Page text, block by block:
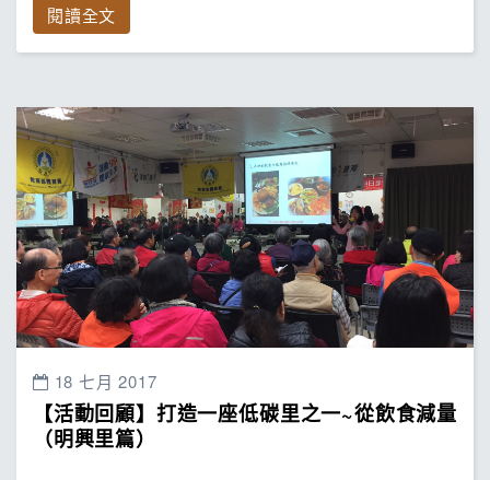
閱讀全文
18 七月 2017
【活動回顧】打造一座低碳里之一~從飲食減量
（明興里篇）